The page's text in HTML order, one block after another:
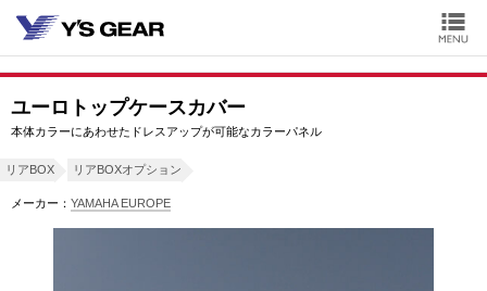
ユーロトップケースカバー
本体カラーにあわせたドレスアップが可能なカラーパネル
リアBOX リアBOXオプション
メーカー： YAMAHA EUROPE